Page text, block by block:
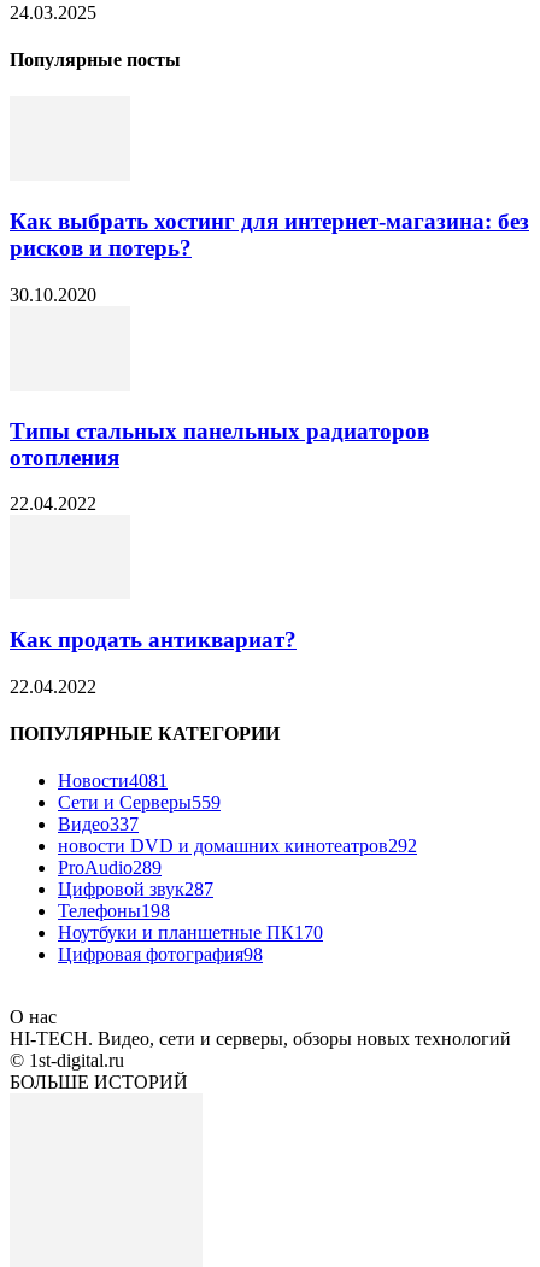
24.03.2025
Популярные посты
Как выбрать хостинг для интернет-магазина: без
рисков и потерь?
30.10.2020
Типы стальных панельных радиаторов
отопления
22.04.2022
Как продать антиквариат?
22.04.2022
ПОПУЛЯРНЫЕ КАТЕГОРИИ
Новости4081
Сети и Серверы559
Видео337
новости DVD и домашних кинотеатров292
ProAudio289
Цифровой звук287
Телефоны198
Ноутбуки и планшетные ПК170
Цифровая фотография98
О нас
HI-TECH. Видео, сети и серверы, обзоры новых технологий
© 1st-digital.ru
БОЛЬШЕ ИСТОРИЙ